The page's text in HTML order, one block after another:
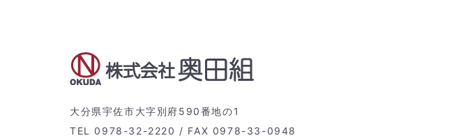
大分県宇佐市大字別府590番地の1
TEL 0978-32-2220 / FAX 0978-33-0948